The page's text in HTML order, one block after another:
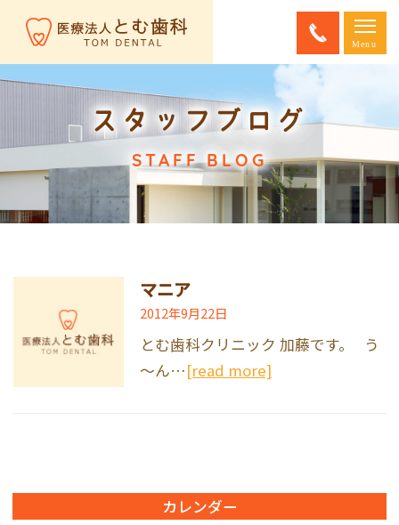
スタッフブログ
STAFF BLOG
マニア
2012年9月22日
とむ歯科クリニック 加藤です。 う
～ん…[read more]
カレンダー